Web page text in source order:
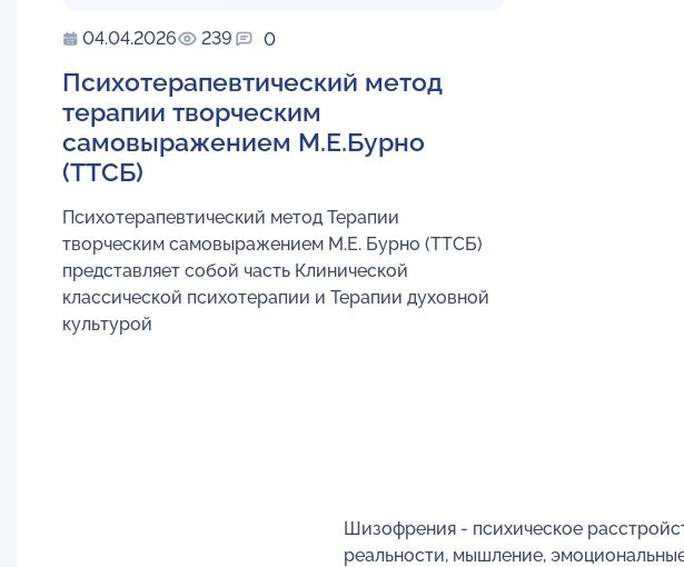
04.04.2026 239 0
Психотерапевтический метод
терапии творческим
самовыражением М.Е.Бурно
(ТТСБ)
Психотерапевтический метод Терапии
творческим самовыражением М.Е. Бурно (ТТСБ)
представляет собой часть Клинической
классической психотерапии и Терапии духовной
культурой
Шизофрения - психическое
реальности, мышление,